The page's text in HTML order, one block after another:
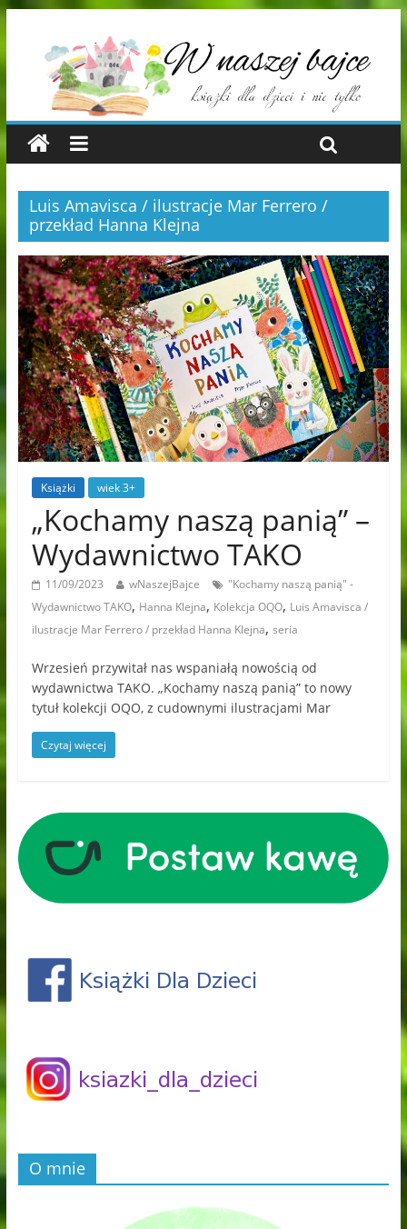
Luis Amavisca / ilustracje Mar Ferrero /
przekład Hanna Klejna
Książki wiek 3+
„Kochamy naszą panią” –
Wydawnictwo TAKO
11/09/2023 wNaszejBajce
"Kochamy naszą panią" -
Wydawnictwo TAKO, Hanna Klejna, Kolekcja OQO, Luis Amavisca /
ilustracje Mar Ferrero / przekład Hanna Klejna, seria
Wrzesień przywitał nas wspaniałą nowością od
wydawnictwa TAKO. „Kochamy naszą panią” to nowy
tytuł kolekcji OQO, z cudownymi ilustracjami Mar
Czytaj więcej
O mnie